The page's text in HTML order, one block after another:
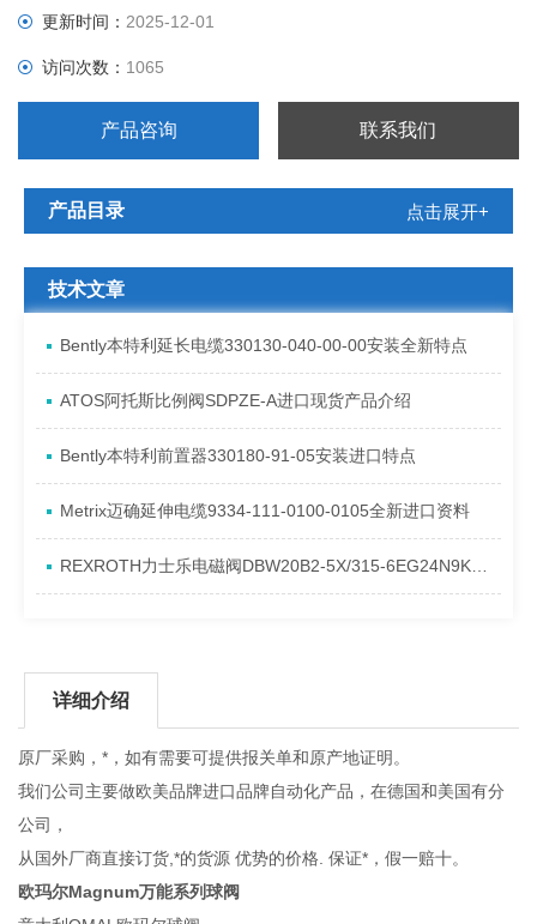
更新时间：2025-12-01
访问次数： 1065
产品咨询 联系我们
产品目录 点击展开+
技术文章
Bently本特利延长电缆330130-040-00-00安装全新特点
ATOS阿托斯比例阀SDPZE-A进口现货产品介绍
​Bently本特利前置器330180-91-05安装进口特点
Metrix迈确延伸电缆9334-111-0100-0105全新进口资料
REXROTH力士乐电磁阀DBW20B2-5X/315-6EG24N9K4到货进口资料
详细介绍
原厂采购，*，如有需要可提供报关单和原产地证明。
我们公司主要做欧美品牌进口品牌自动化产品，在德国和美国有分
公司，
从国外厂商直接订货,*的货源 优势的价格. 保证*，假一赔十。
欧玛尔Magnum万能系列球阀